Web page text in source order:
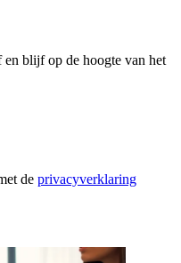
blijf op de hoogte van het
de privacyverklaring